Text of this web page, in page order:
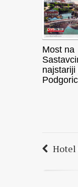
Most na
najstariji
Hotel